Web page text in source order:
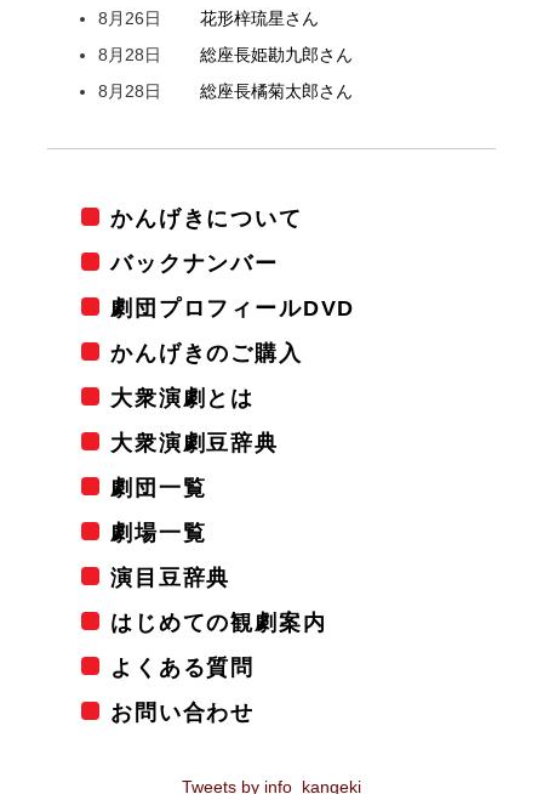
8月26日
花形梓琉星さん
8月28日
総座長姫勘九郎さん
8月28日
総座長橘菊太郎さん
かんげきについて
バックナンバー
劇団プロフィールDVD
かんげきのご購入
大衆演劇とは
大衆演劇豆辞典
劇団一覧
劇場一覧
演目豆辞典
はじめての観劇案内
よくある質問
お問い合わせ
Tweets by info_kangeki